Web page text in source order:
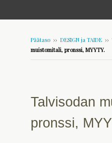
Päätaso ›› DESIGN ja TAIDE ››
muistomitali, pronssi, MYYTY.
Talvisodan
pronssi,